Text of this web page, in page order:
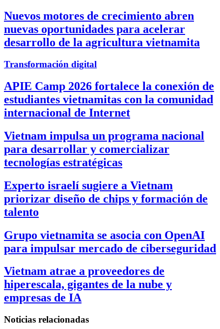
Nuevos motores de crecimiento abren
nuevas oportunidades para acelerar
desarrollo de la agricultura vietnamita
Transformación digital
APIE Camp 2026 fortalece la conexión de
estudiantes vietnamitas con la comunidad
internacional de Internet
Vietnam impulsa un programa nacional
para desarrollar y comercializar
tecnologías estratégicas
Experto israelí sugiere a Vietnam
priorizar diseño de chips y formación de
talento
Grupo vietnamita se asocia con OpenAI
para impulsar mercado de ciberseguridad
Vietnam atrae a proveedores de
hiperescala, gigantes de la nube y
empresas de IA
Noticias relacionadas